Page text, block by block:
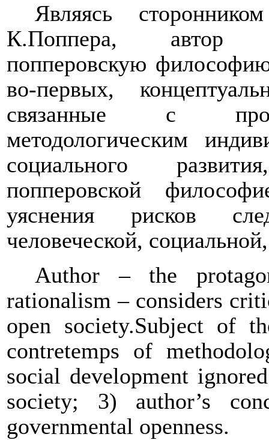
Являясь
К.Поппера, автор
попперовскую
во-первых,
связанные с
методологическим
социального
попперовской
уяснения рисков
человеческой,
Author – the
rationalism – considers
open society.Subject of
contretemps of
social development
society; 3) author’s
governmental openness.